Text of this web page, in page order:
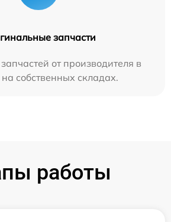
запчасти
от производителя в
собственных складах.
работы